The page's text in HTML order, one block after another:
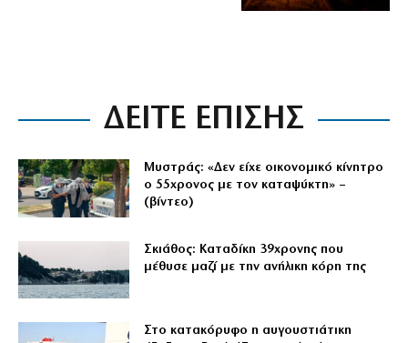
ΔΕΙΤΕ ΕΠΙΣΗΣ
Μυστράς: «Δεν είχε οικονομικό κίνητρο
ο 55χρονος με τον καταψύκτη» –
(βίντεο)
Σκιάθος: Καταδίκη 39χρονης που
μέθυσε μαζί με την ανήλικη κόρη της
Στο κατακόρυφο η αυγουστιάτικη